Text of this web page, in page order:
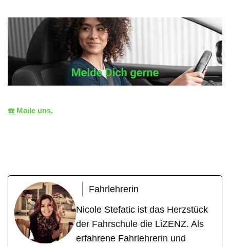
☎️ Maile uns.
Fahrlehrerin
Nicole Stefatic ist das Herzstück
der Fahrschule die LiZENZ. Als
erfahrene Fahrlehrerin und